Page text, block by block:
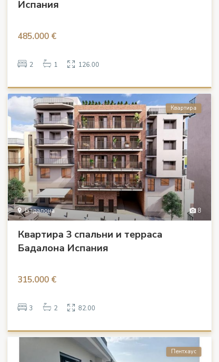
Испания
485.000 €
2 1 126.00
8
Бадалона
Квартира
Квартира 3 спальни и терраса
Бадалона Испания
315.000 €
3 2 82.00
Пентхаус